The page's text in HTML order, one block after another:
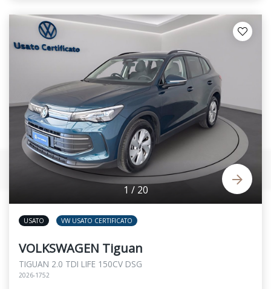
1 / 20
USATO VW USATO CERTIFICATO
VOLKSWAGEN Tiguan
TIGUAN 2.0 TDI LIFE 150CV DSG
2026-1752